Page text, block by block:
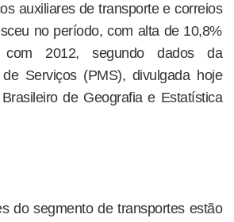
auxiliares de transporte e correios
no período, com alta de 10,8%
com 2012, segundo dados da
Serviços (PMS), divulgada hoje
de Geografia e Estatística
do segmento de transportes estão